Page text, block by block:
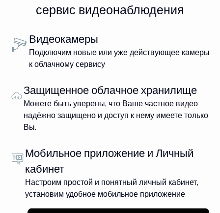
сервис видеонаблюдения
Видеокамеры
Подключим новые или уже действующее камеры
к облачному сервису
Защищенное облачное хранилище
Можете быть уверены, что Ваше частное видео
надёжно защищено и доступ к нему имеете только
Вы.
Мобильное приложение и Личный
кабинет
Настроим простой и понятный личный кабинет,
установим удобное мобильное приложение